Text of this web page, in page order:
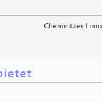
Chemnitzer